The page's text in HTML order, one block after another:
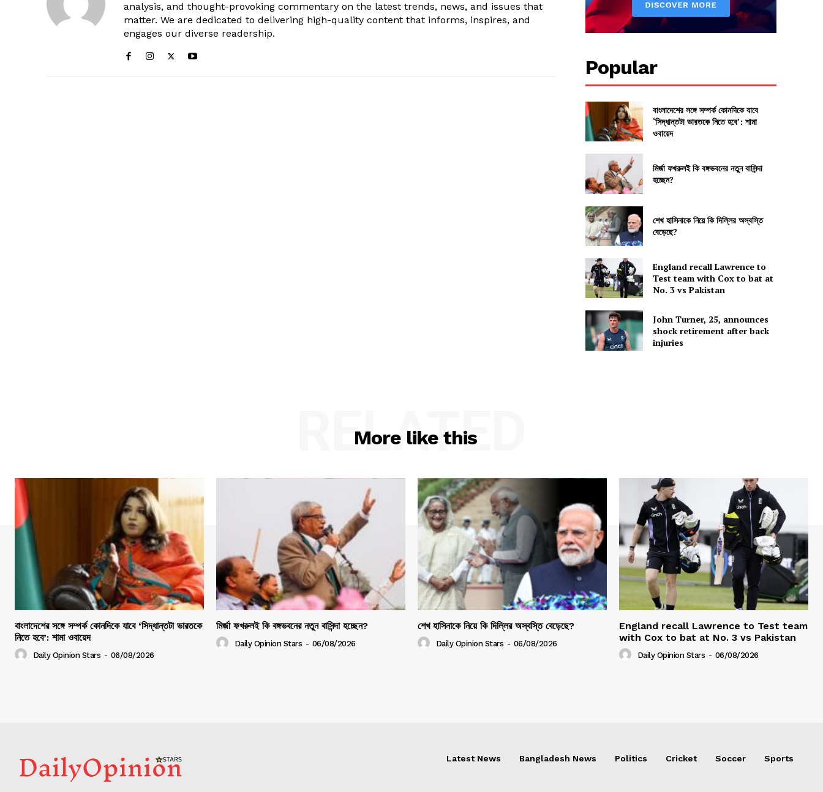
analysis, and thought-provoking commentary on the latest trends, news, and issues that
matter. We are dedicated to delivering high-quality content that informs, inspires, and
engages our diverse readership.
Popular
বাংলাদেশের সঙ্গে সম্পর্ক কোনদিকে যাবে
‘সিদ্ধান্তটা ভারতকে নিতে হবে’: শামা
ওবায়েদ
মির্জা ফখরুলই কি বঙ্গভবনের নতুন বাসিন্দা
হচ্ছেন?
শেখ হাসিনাকে নিয়ে কি দিল্লির অস্বস্তি
বেড়েছে?
England recall Lawrence to
Test team with Cox to bat at
No. 3 vs Pakistan
John Turner, 25, announces
shock retirement after back
injuries
More like this
RELATED
বাংলাদেশের সঙ্গে সম্পর্ক কোনদিকে যাবে ‘সিদ্ধান্তটা ভারতকে
নিতে হবে’: শামা ওবায়েদ
Daily Opinion Stars - 06/08/2026
মির্জা ফখরুলই কি বঙ্গভবনের নতুন বাসিন্দা হচ্ছেন?
Daily Opinion Stars - 06/08/2026
শেখ হাসিনাকে নিয়ে কি দিল্লির অস্বস্তি বেড়েছে?
Daily Opinion Stars - 06/08/2026
England recall Lawrence to Test team
with Cox to bat at No. 3 vs Pakistan
Daily Opinion Stars - 06/08/2026
Latest News Bangladesh News Politics Cricket Soccer Sports